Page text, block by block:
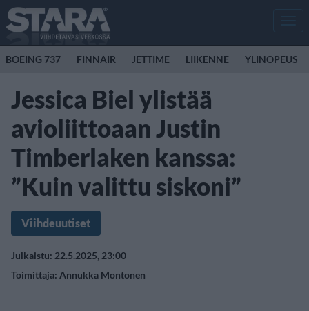
BOEING 737 FINNAIR JETTIME LIIKENNE YLINOPEUS
Jessica Biel ylistää
avioliittoaan Justin
Timberlaken kanssa:
”Kuin valittu siskoni”
Viihdeuutiset
Julkaistu: 22.5.2025, 23:00
Toimittaja: Annukka Montonen